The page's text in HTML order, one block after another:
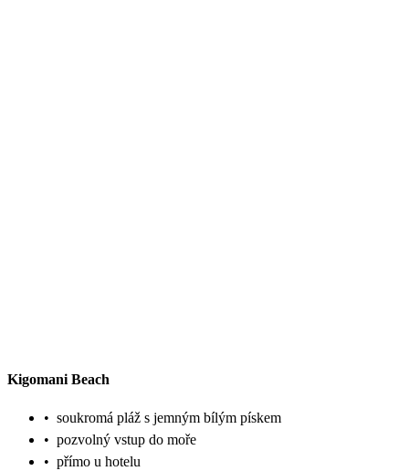
Kigomani Beach
• soukromá pláž s jemným bílým pískem
• pozvolný vstup do moře
• přímo u hotelu